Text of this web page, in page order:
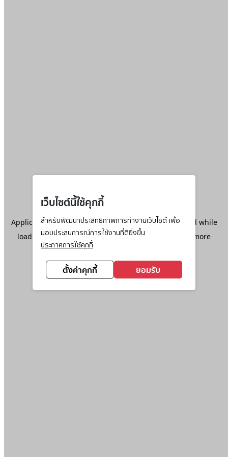
เว็บไซต์นี้ใช้คุกกี้
สำหรับพัฒนาประสิทธิภาพการทำงานเว็บไซต์ เพื่อ
มอบประสบการณ์การใช้งานที่ดียิ่งขึ้น
ประกาศการใช้คุกกี้
ตั้งค่าคุกกี้ ยอมรับ
Application error: aclient-side exception has occurred while
loadingwww.ktc.co.th(see the browser console
for more
information).